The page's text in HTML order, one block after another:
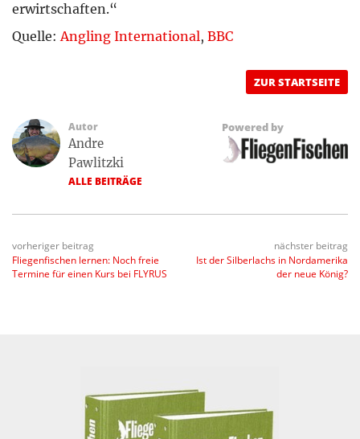
erwirtschaften.“
Quelle:Angling International, BBC
ZUR STARTSEITE
Autor
Andre
Pawlitzki
ALLE BEITRÄGE
Powered by
vorheriger beitrag
Fliegenfischen lernen: Noch freie
Termine für einen Kurs bei FLYRUS
nächster beitrag
Ist der Silberlachs in Nordamerika
der neue König?